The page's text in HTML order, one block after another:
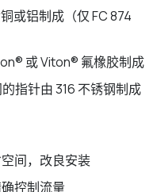
或铝制成（仅 FC 874
或 Viton® 氟橡胶制成
指针由 316 不锈钢制成
间，改良安装
控制流量